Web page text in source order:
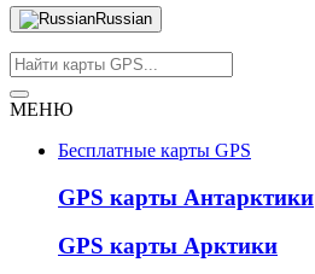
Russian
МЕНЮ
Бесплатные карты GPS
GPS карты Антарктики
GPS карты Арктики